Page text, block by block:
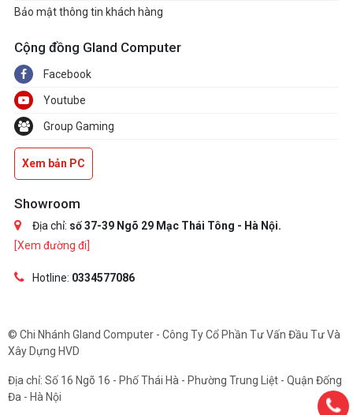
Bảo mật thông tin khách hàng
Cộng đồng Gland Computer
Facebook
Youtube
Group Gaming
Xem bản PC
Showroom
Địa chỉ: số 37-39 Ngõ 29 Mạc Thái Tông - Hà Nội.
[Xem đường đi]
Hotline: 0334577086
© Chi Nhánh Gland Computer - Công Ty Cổ Phần Tư Vấn Đầu Tư Và
Xây Dựng HVD
Địa chỉ: Số 16 Ngõ 16 - Phố Thái Hà - Phường Trung Liệt - Quận Đống
Đa - Hà Nội